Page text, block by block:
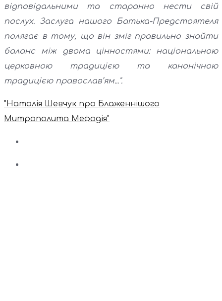
відповідальними та старанно нести свій
послух. Заслуга нашого Батька-Предстоятеля
полягає в тому, що він зміг правильно знайти
баланс між двома цінностями: національною
церковною традицією та канонічною
традицією православ’ям...".
"Наталія Шевчук про Блаженнішого
Митрополита Мефодія"